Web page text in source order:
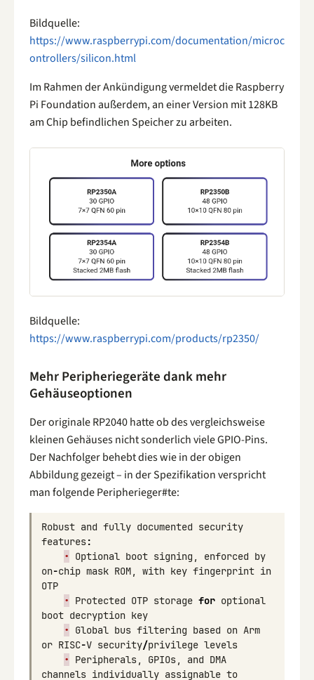
Bildquelle:
https://www.raspberrypi.com/documentation/microc
ontrollers/silicon.html
Im Rahmen der Ankündigung vermeldet die Raspberry
Pi Foundation außerdem, an einer Version mit 128KB
am Chip befindlichen Speicher zu arbeiten.
Bildquelle:
https://www.raspberrypi.com/products/rp2350/
Mehr Peripheriegeräte dank mehr
Gehäuseoptionen
Der originale RP2040 hatte ob des vergleichsweise
kleinen Gehäuses nicht sonderlich viele GPIO-Pins.
Der Nachfolger behebt dies wie in der obigen
Abbildung gezeigt – in der Spezifikation verspricht
man folgende Peripherieger#te:
Robust and fully documented security
features:
•
Optional boot signing , enforced by
on-chip mask ROM, with key fingerprint in
OTP
•
Protected OTP storage for optional
boot decryption key
•
Global bus filtering based on Arm
or RISC-V security/privilege levels
•
Peripherals, GPIOs, and DMA
channels individually assignable to